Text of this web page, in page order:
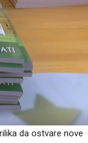
da ostvare nove